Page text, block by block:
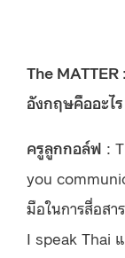
The
อังกฤษคืออะไร
ครูลูกกอล์ฟ :
you
มือในการสื่อส
I speak Thai